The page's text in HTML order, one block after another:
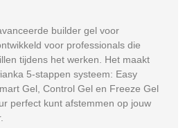
builder gel voor
voor professionals die
tijdens het werken. Het maakt
5-stappen systeem: Easy
Gel, Control Gel en Freeze Gel
perfect kunt afstemmen op jouw